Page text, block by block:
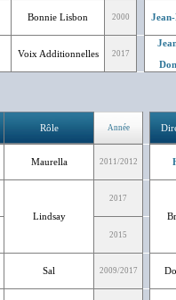
Bonnie Lisbon 2000
Voix Additionnelles 2017
Rôle Année
Maurella 2011/2012
Lindsay
2017
2015
Sal 2009/2017